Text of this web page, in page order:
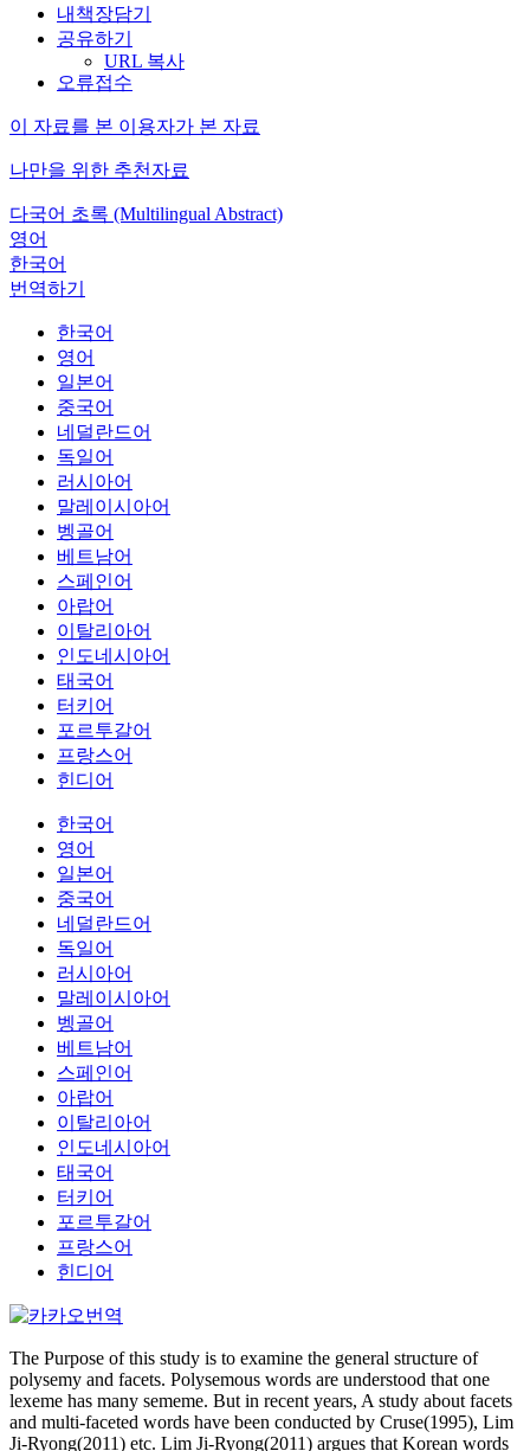
내책장담기
공유하기
URL 복사
오류접수
이 자료를 본 이용자가 본 자료
나만을 위한 추천자료
다국어 초록 (Multilingual Abstract)
영어
한국어
번역하기
한국어
영어
일본어
중국어
네덜란드어
독일어
러시아어
말레이시아어
벵골어
베트남어
스페인어
아랍어
이탈리아어
인도네시아어
태국어
터키어
포르투갈어
프랑스어
힌디어
한국어
영어
일본어
중국어
네덜란드어
독일어
러시아어
말레이시아어
벵골어
베트남어
스페인어
아랍어
이탈리아어
인도네시아어
태국어
터키어
포르투갈어
프랑스어
힌디어
The Purpose of this study is to examine the general structure of
polysemy and facets. Polysemous words are understood that one
lexeme has many sememe. But in recent years, A study about facets
and multi-faceted words have been conducted by Cruse(1995), Lim
Ji-Ryong(2011) etc. Lim Ji-Ryong(2011) argues that Korean words